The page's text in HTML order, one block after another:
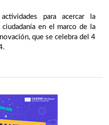
para acercar la
en el marco de la
que se celebra del 4